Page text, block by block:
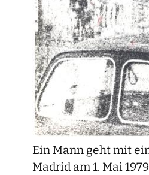
Ein Mann geht mit
Madrid am 1. Mai